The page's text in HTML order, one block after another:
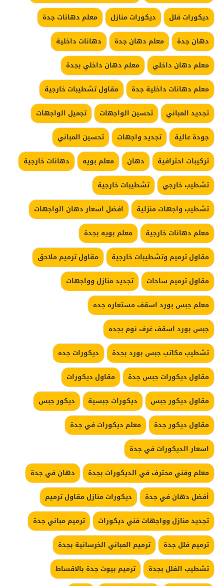
ديكورات فلل
ديكورات منازل
معلم دهانات جدة
دهان جدة
معلم دهان جدة
دهانات داخلية
معلم دهان داخلي
معلم دهان داخلي بجدة
معلم دهانات داخلية جدة
مقاول تشطيبات خارجية
تجديد المباني
تحسين الواجهات
تجميل الواجهات
جودة عالية
تجديد واجهات
تحسين المباني
تركيبات احترافية
دهان معلم بويه
دهانات خارجية
تشطيب خارجي
تشطيبات خارجية
تشطيب واجهات منزلية
افضل اسعار دهان الواجهات
معلم دهانات خارجية
معلم بويه بجدة
مقاول ترميم وتشطيبات خارجية
مقاول ترميم ملاحق
مقاول ترميم ساحات
تجديد منازل وواجهات
معلم جبس بورد اسقف مستعاره جده
جبس بورد اسقف غرف نوم بجده
تشطيب مكاتب جبس بورد بجدة
ديكورات جده
مقاول ديكورات جبس جدة
مقاول ديكورات
مقاول ديكور جبس
ديكورات جبسية
ديكور جبس
مقاول ديكور جدة
معلم ديكورات في جدة
اسعار الديكورات في جدة
معلم وفني محترف في الديكورات بجدة
دهان في جدة
أفضل دهان في جدة
ديكورات منازل مقاول ترميم
تجديد منازل وواجهات فني ديكورات
ترميم مباني جدة
ترميم فلل جدة
ترميم المباني الخرسانية بجدة
تشطيب الفلل بجدة
ترميم بيوت جدة بالاقساط